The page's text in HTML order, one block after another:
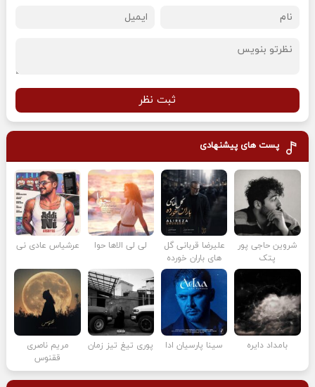
ثبت نظر
پست های پیشنهادی
شروین حاجی پور
پتک
علیرضا قربانی گل
های باران خورده
لی لی الاها حوا عرشیاس عادی نی
بامداد دایره سینا پارسیان ادا پوری تیغ تیز زمان
مریم ناصری
ققنوس